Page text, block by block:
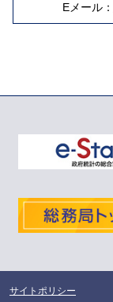
Eメール：
サイトポリシー